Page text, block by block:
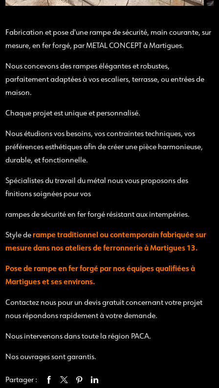
Fabrication et pose d'une rampe de sécurité, main courante, sur
mesure, en fer forgé, par METAL CONCEPT à Martigues.
Nous concevons des rampes élégantes et robustes,
parfaitement adaptées à vos escaliers, terrasse, ou entrées de
maison.
Chaque projet est unique et personnalisé.
Nous étudions vos besoins, vos contraintes techniques, vos
préférences esthétiques afin de créer une pièce harmonieuse,
durable, et fonctionnelle.
Spécialistes du travail du métal nous vous proposons des
finitions soignées pour vos
rampes de sécurité en fer forgé résistant aux intempéries.
Style de rampe traditionnel ou contemporain fabriquée sur
mesure dans nos ateliers de ferronnerie à Martigues 13.
Pose de rampe en fer forgé par nos équipes qualifiées à
Martigues et ses environs.
Contactez nous pour un devis gratuit concernant votre projet
nous répondons rapidement à votre demande.
Nous intervenons dans toute la région PACA.
Nos ouvrages sont garantis.
Partager :